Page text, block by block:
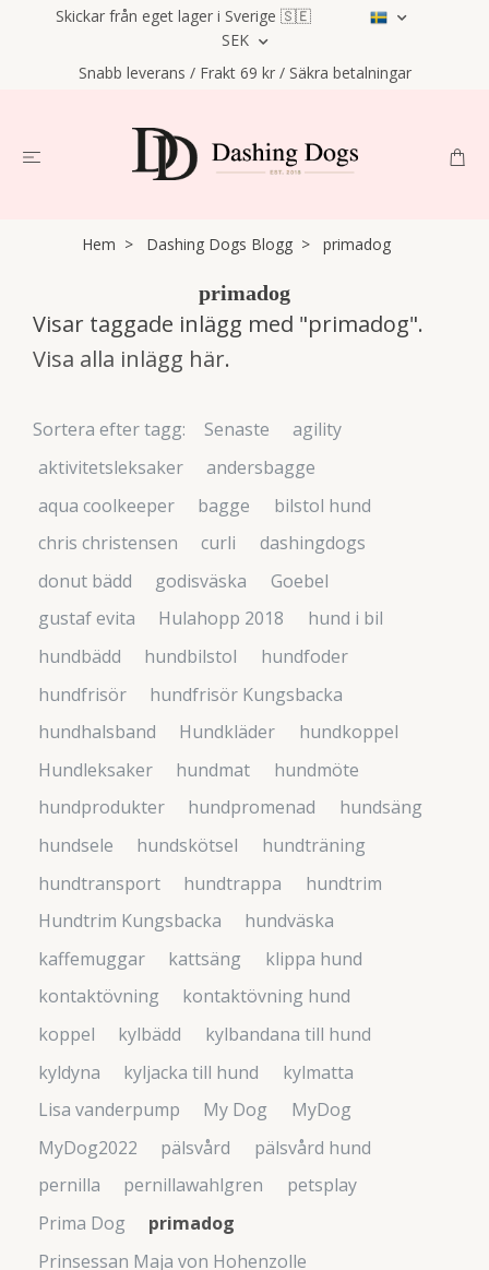
Skickar från eget lager i Sverige 🇸🇪
SEK
Snabb leverans / Frakt 69 kr / Säkra betalningar
Hem Dashing Dogs Blogg primadog
primadog
Visar taggade inlägg med "primadog".
Visa alla inlägg här.
Sortera efter tagg: Senaste
agility
aktivitetsleksaker
andersbagge
aqua coolkeeper
bagge
bilstol hund
chris christensen
curli
dashingdogs
donut bädd
godisväska
Goebel
gustaf evita
Hulahopp 2018
hund i bil
hundbädd
hundbilstol
hundfoder
hundfrisör
hundfrisör Kungsbacka
hundhalsband
Hundkläder
hundkoppel
Hundleksaker
hundmat
hundmöte
hundprodukter
hundpromenad
hundsäng
hundsele
hundskötsel
hundträning
hundtransport
hundtrappa
hundtrim
Hundtrim Kungsbacka
hundväska
kaffemuggar
kattsäng
klippa hund
kontaktövning
kontaktövning hund
koppel
kylbädd
kylbandana till hund
kyldyna
kyljacka till hund
kylmatta
Lisa vanderpump
My Dog
MyDog
MyDog2022
pälsvård
pälsvård hund
pernilla
pernillawahlgren
petsplay
Prima Dog
primadog
Prinsessan Maja von Hohenzolle